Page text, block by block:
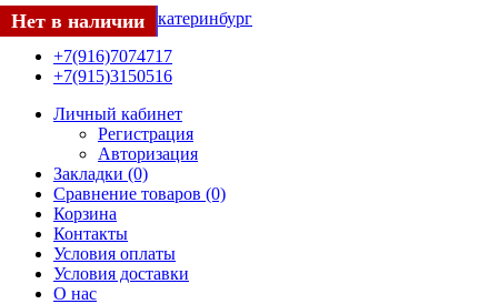
+7(916)7074717
+7(915)3150516
Личный кабинет
Регистрация
Авторизация
Закладки (0)
Сравнение товаров (0)
Корзина
Контакты
Условия оплаты
Условия доставки
О нас
Нет в наличии
Нет в наличии
Скидка -7%
Заканчивается
Нет в наличии
Нет в наличии
Скидка -7%
Скидка -5%
Нет в наличии
Нет в наличии
Нет в наличии